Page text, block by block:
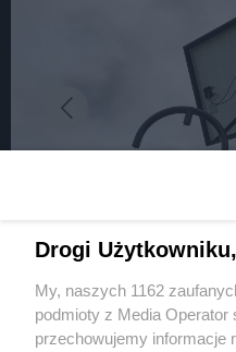
Wydawca mediów lokalnych
Drogi Użytkowniku,
My, naszych 1162
podmioty z Media
przechowujemy informacje